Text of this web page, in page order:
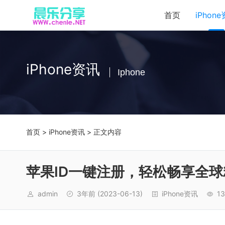
首页 iPhone
iPhone资讯 Iphone
首页 > iPhone资讯 > 正文内容
苹果ID一键注册，轻松畅享全
admin 3年前 (2023-06-13) iPhone资讯